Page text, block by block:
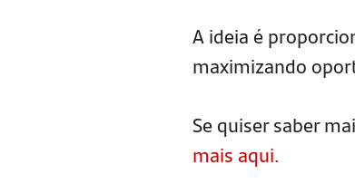
A ideia é
maximizando
Se quiser saber
mais aqui.